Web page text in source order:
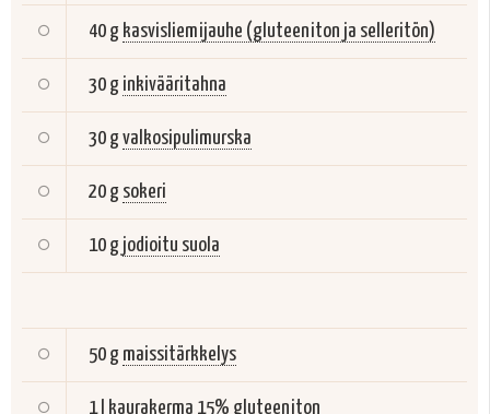
40 g kasvisliemijauhe (gluteeniton ja selleritön)
30 g inkivääritahna
30 gvalkosipulimurska
20 g sokeri
10 g jodioitu suola
50 g maissitärkkelys
1 l kaurakerma 15% gluteeniton